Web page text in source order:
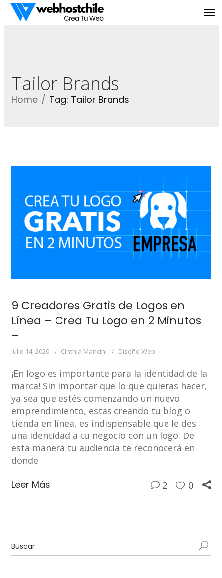
Tailor Brands
Home Tag: Tailor Brands
9 Creadores Gratis de Logos en
Línea – Crea Tu Logo en 2 Minutos
–
julio 14, 2020 Cinthia Mancini Diseño Web
¡En logo es importante para la identidad de la
marca! Sin importar que lo que quieras hacer,
ya sea que estés comenzando un nuevo
emprendimiento, estas creando tu blog o
tienda en línea, es indispensable que le des
una identidad a tu negocio con un logo. De
esta manera tu audiencia te reconocerá en
donde
Leer Más 2 0